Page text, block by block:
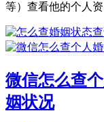
等）查看他的个人资
微信怎么查
姻状况